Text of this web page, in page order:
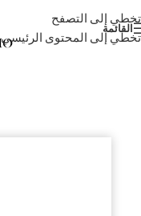
تخطي إلى التصفح
تخطي إلى المحتوى الرئيسي
القائمة